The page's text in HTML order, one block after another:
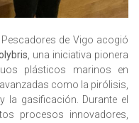
de Vigo acogió
, una iniciativa pionera
plásticos marinos en
como la pirólisis,
la gasificación. Durante el
procesos innovadores,